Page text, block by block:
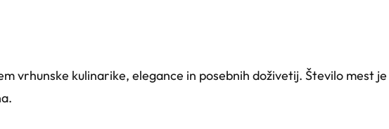
vrhunske kulinarike, elegance in posebnih doživetij. Število mest je